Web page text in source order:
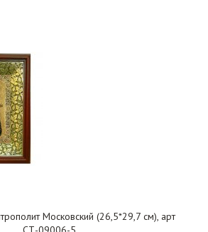
Московский (26,5*29,7 см), арт